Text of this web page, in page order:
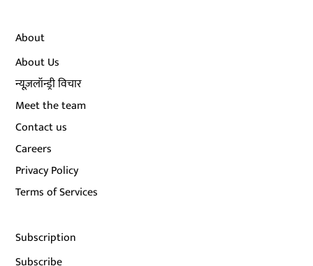
About
About Us
न्यूज़लॉन्ड्री विचार
Meet the team
Contact us
Careers
Privacy Policy
Terms of Services
Subscription
Subscribe